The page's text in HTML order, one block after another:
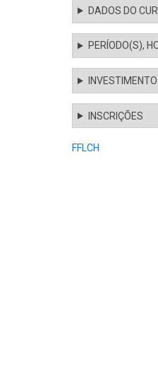
DADOS DO
PERÍODO(S),
INVESTIMENTO
INSCRIÇÕES
FFLCH